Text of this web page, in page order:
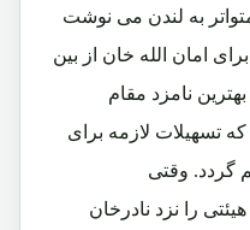
متواتر به لندن می نوشت
امان الله خان از بین
نامزد مقام
تسهیلات لازمه برای
گردد. وقتی
را نزد نادرخان